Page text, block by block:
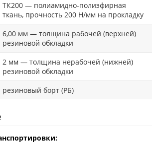
ТК200 — полиамидно-полиэфирная
ткань, прочность 200 Н/мм на прокладку
6,00 мм — толщина рабочей (верхней)
резиновой обкладки
2 мм — толщина нерабочей (нижней)
резиновой обкладки
резиновый борт (РБ)